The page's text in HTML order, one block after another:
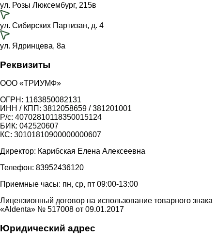
ул. Розы Люксембург, 215в
ул. Сибирских Партизан, д. 4
ул. Ядринцева, 8а
Реквизиты
ООО «ТРИУМФ»
ОГРН: 1163850082131
ИНН / КПП: 3812058659 / 381201001
Р/с: 40702810118350015124
БИК: 042520607
КС: 30101810900000000607
Директор: Карибская Елена Алексеевна
Телефон: 83952436120
Приемные часы: пн, ср, пт 09:00-13:00
Лицензионный договор на использование товарного знака
«Aldenta» № 517008 от 09.01.2017
Юридический адрес